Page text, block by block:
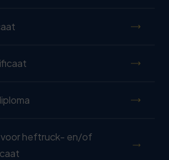
voor heftruck- en/of